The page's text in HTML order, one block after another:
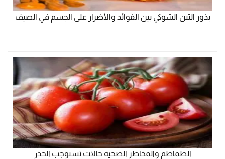
بذور التين الشوكي بين الفوائد والأضرار على الجسم في الصيف
الطماطم والمخاطر الصحية حالات تستوجب الحذر